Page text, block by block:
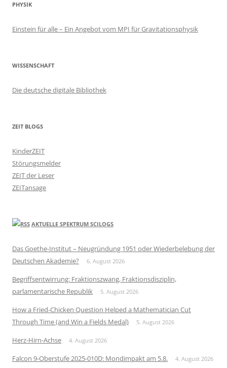
PHYSIK
Einstein für alle – Ein Angebot vom MPI für Gravitationsphysik
WISSENSCHAFT
Die deutsche digitale Bibliothek
ZEIT BLOGS
KinderZEIT
Störungsmelder
ZEIT der Leser
ZEITansage
AKTUELLE SPEKTRUM SCILOGS
Das Goethe-Institut – Neugründung 1951 oder Wiederbelebung der
Deutschen Akademie?
6. August 2026
Begriffsentwirrung: Fraktionszwang, Fraktionsdisziplin,
parlamentarische Republik
5. August 2026
How a Fried-Chicken Question Helped a Mathematician Cut
Through Time (and Win a Fields Medal)
5. August 2026
Herz-Hirn-Achse 4. August 2026
Falcon 9-Oberstufe 2025-010D: Mondimpakt am 5.8. 4. August 2026